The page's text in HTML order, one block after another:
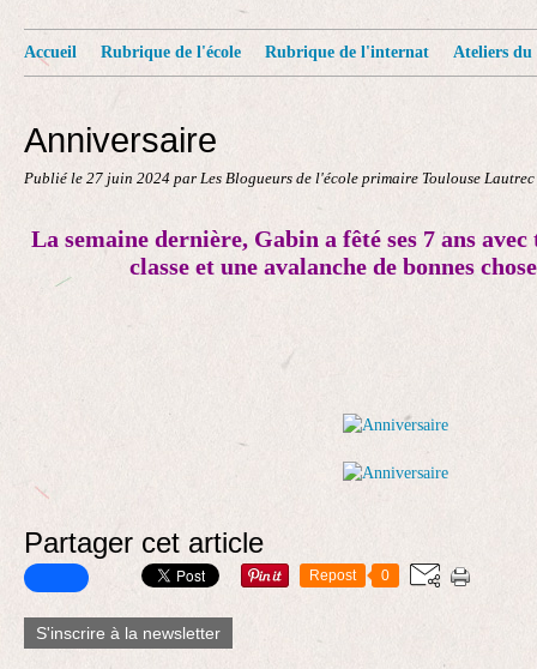
Accueil Rubrique de l'école Rubrique de l'internat Ateliers du
Anniversaire
Publié le 27 juin 2024 par Les Blogueurs de l'école primaire Toulouse Lautrec
La semaine dernière, Gabin a fêté ses 7 ans avec
classe et une avalanche de bonnes
Partager cet article
Repost 0
S'inscrire à la newsletter